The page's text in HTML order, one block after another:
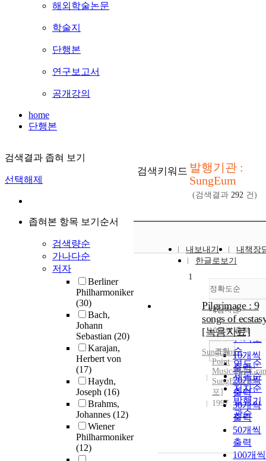
해외학술논문
학술지
단행본
연구보고서
공개강의
home
단행본
검색결과 좁혀 보기
선택해제
좁혀본 항목 보기순서
검색량순
가나다순
저자
Berliner
Philharmoniker
(30)
Bach,
Johann
Sebastian (20)
Karajan,
Herbert von
(17)
Haydn,
Joseph (16)
Brahms,
Johannes (12)
Wiener
Philharmoniker
(12)
검색키워드 발행기관 :
SungEum
(검색결과 292 건)
내보내기
내책장
한글로보기
정확도순
정확도
순
인기도
순
연도순
제목순
저자순
발행기
관순
내림차순
내림차
10개씩 출력
10개씩
출력
20개씩
출력
30개씩
출력
50개씩
출력
100개씩
조회
1
Pilgrimage : 9
songs of
[녹음자료]
SungEum
Point
Music/
SungEum [배
포]
1997